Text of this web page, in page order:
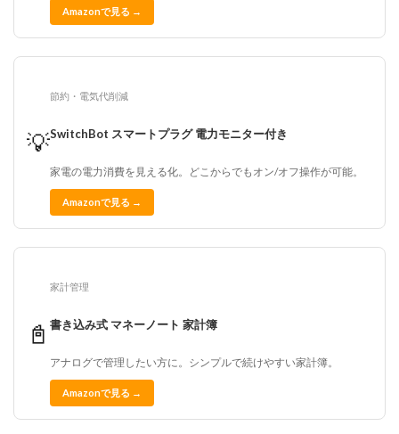
Amazonで見る →
💡
節約・電気代削減
SwitchBot スマートプラグ 電力モニター付き
家電の電力消費を見える化。どこからでもオン/オフ操作が可能。
Amazonで見る →
📓
家計管理
書き込み式 マネーノート 家計簿
アナログで管理したい方に。シンプルで続けやすい家計簿。
Amazonで見る →